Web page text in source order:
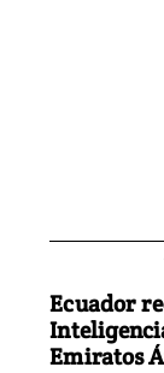
Ecuador
Emiratos